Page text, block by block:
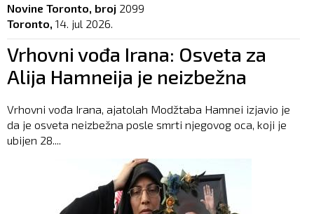
Novine Toronto, broj 2099
Toronto, 14. jul 2026.
Vrhovni vođa Irana: Osveta za
Alija Hamneija je neizbežna
Vrhovni vođa Irana, ajatolah Modžtaba Hamnei izjavio je
da je osveta neizbežna posle smrti njegovog oca, koji je
ubijen 28....